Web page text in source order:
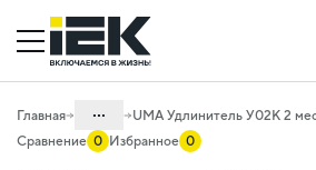
Главная ...
Сравнение 0 Избранное 0